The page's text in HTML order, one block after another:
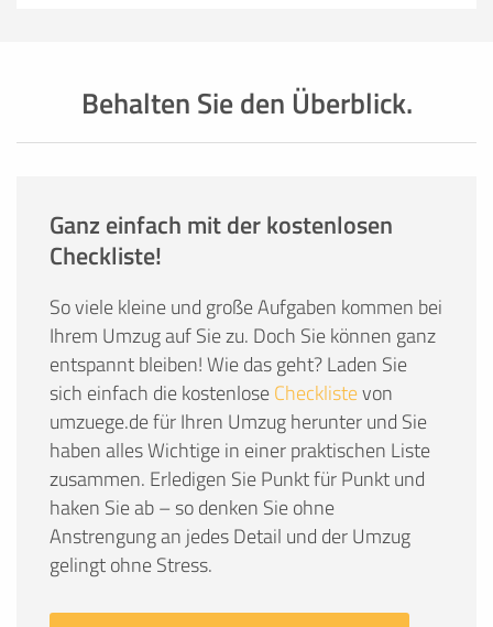
Behalten Sie den Überblick.
Ganz einfach mit der kostenlosen
Checkliste!
So viele kleine und große Aufgaben kommen bei
Ihrem Umzug auf Sie zu. Doch Sie können ganz
entspannt bleiben! Wie das geht? Laden Sie
sich einfach die kostenloseChecklistevon
umzuege.de für Ihren Umzug herunter und Sie
haben alles Wichtige in einer praktischen Liste
zusammen. Erledigen Sie Punkt für Punkt und
haken Sie ab – so denken Sie ohne
Anstrengung an jedes Detail und der Umzug
gelingt ohne Stress.